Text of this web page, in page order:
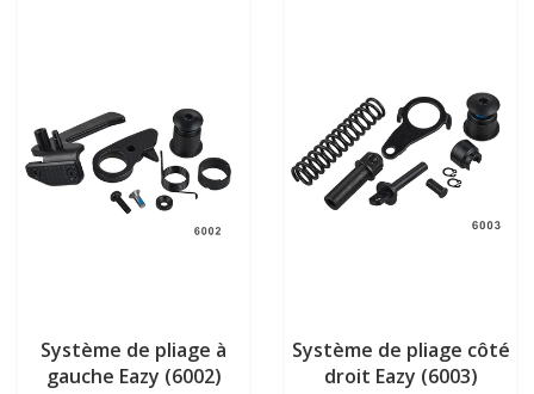
Système de pliage à
gauche Eazy (6002)
Système de pliage côté
droit Eazy (6003)